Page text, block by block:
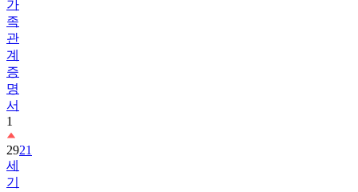
가
족
관
계
증
명
서
1
2921
세
기